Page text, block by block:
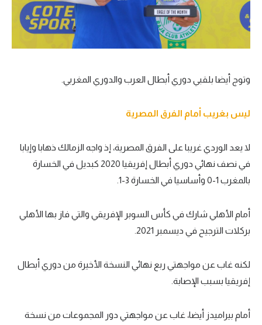
وتوج أيضا بلقبي دوري أبطال العرب والدوري المغربي.
ليس بغريب أمام الفرق المصرية
لا يعد الوردي غريبا على الفرق المصرية، إذ واجه الزمالك ذهابا وإيابا
في نصف نهائي دوري أبطال إفريقيا 2020 كبديل في الخسارة
بالمغرب 1-0 وأساسيا في الخسارة 3-1.
أمام الأهلي شارك في كأس السوبر الإفريقي والتي فاز بها الأهلي
بركلات الترجيح في ديسمبر 2021.
لكنه غاب عن مواجهتي ربع نهائي النسخة الأخيرة من دوري أبطال
إفريقيا بسبب الإصابة.
أمام بيراميدز أيضا، غاب عن مواجهتي دور المجموعات من نسخة